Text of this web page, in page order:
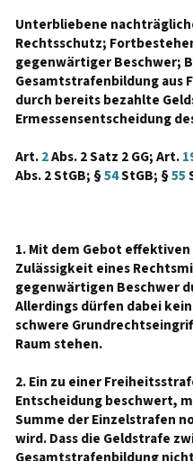
Unterbliebene
Rechtsschutz;
gegenwärtiger Beschwer;
Gesamtstrafenbildung aus
durch bereits bezahlte
Ermessensentscheidung
Art.2Abs. 2 Satz 2 GG; Art.
Abs. 2 StGB; §54StGB; §55
1. Mit dem Gebot
Zulässigkeit eines
gegenwärtigen Beschwer
Allerdings dürfen dabei
schwere
Raum stehen.
2. Ein zu einer
Entscheidung beschwert,
Summe der Einzelstrafen
wird. Dass die Geldstrafe